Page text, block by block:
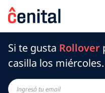
Si te gusta Rollover
casilla los miércoles.